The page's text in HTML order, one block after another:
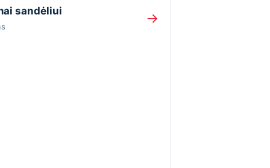
sandėliui →